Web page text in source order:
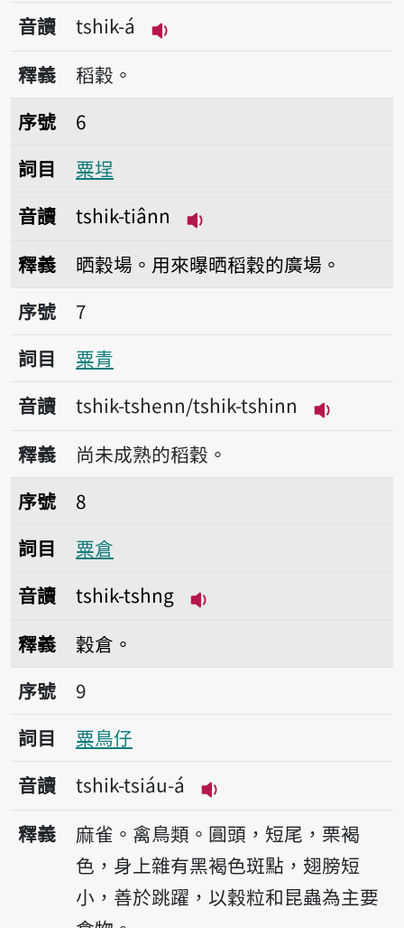
音讀
tshik-á
播放音讀tshik-á
釋義
稻穀。
序號6粟埕
序號
6
詞目
粟埕
音讀
tshik-tiânn
釋義
晒穀場。用來曝晒稻穀的廣場。
序號7粟青
序號
7
詞目
粟青
音讀
tshik-tshenn/tshik-tshinn
播放音
釋義
尚未成熟的稻穀。
序號8粟倉
序號
8
詞目
粟倉
音讀
tshik-tshng
釋義
穀倉。
序號9粟鳥仔
序號
9
詞目
粟鳥仔
音讀
tshik-tsiáu-á
播放音讀tshik-tsiáu-á
釋義
麻雀。禽鳥類。圓頭，短尾，栗褐
色，身上雜有黑褐色斑點，翅膀短
小，善於跳躍，以穀粒和昆蟲為主要